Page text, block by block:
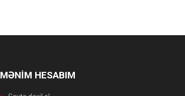
MƏNİM HESABIM